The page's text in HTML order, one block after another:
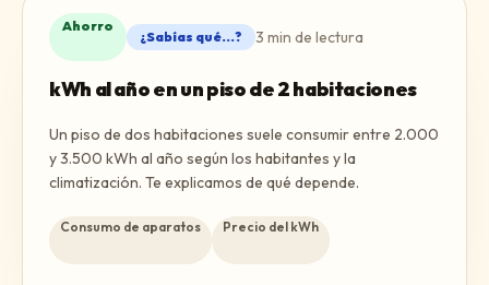
Ahorro
¿Sabías qué...? 3 min de lectura
kWh al año en un piso de 2 habitaciones
Un piso de dos habitaciones suele consumir entre 2.000
y 3.500 kWh al año según los habitantes y la
climatización. Te explicamos de qué depende.
Consumo de aparatos Precio del kWh